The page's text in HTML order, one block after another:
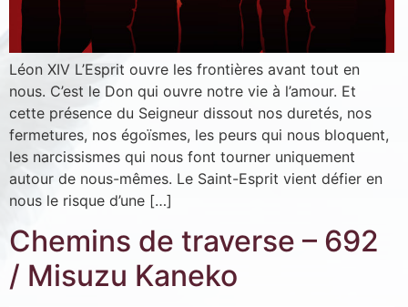
Léon XIV L’Esprit ouvre les frontières avant tout en
nous. C’est le Don qui ouvre notre vie à l’amour. Et
cette présence du Seigneur dissout nos duretés, nos
fermetures, nos égoïsmes, les peurs qui nous bloquent,
les narcissismes qui nous font tourner uniquement
autour de nous-mêmes. Le Saint-Esprit vient défier en
nous le risque d’une […]
Chemins de traverse – 692
/ Misuzu Kaneko